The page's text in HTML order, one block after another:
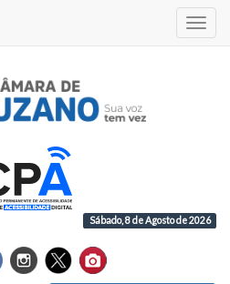
Sábado, 8 de Agosto de 2026